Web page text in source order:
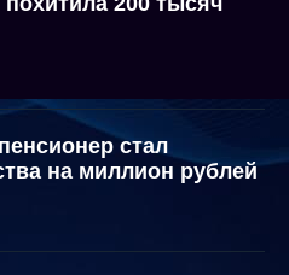
стал
на миллион рублей